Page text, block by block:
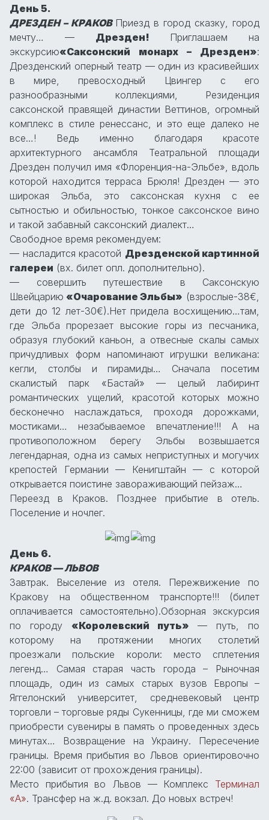
День 5.
ДРЕЗДЕН – КРАКОВ Приезд в город сказку, город
мечту… — Дрезден! Приглашаем на
экскурсию«Саксонский монарх – Дрезден»:
Дрезденский оперный театр — один из красивейших
в мире, превосходный Цвингер с его
разнообразными коллекциями, Резиденция
саксонской правящей династии Веттинов, огромный
комплекс в стиле ренессанс, и это еще далеко не
все…! Ведь именно благодаря красоте
архитектурного ансамбля Театральной площади
Дрезден получил имя «Флоренция-на-Эльбе», вдоль
которой находится терраса Брюля! Дрезден — это
широкая Эльба, это саксонская кухня с ее
сытностью и обильностью, тонкое саксонское вино
и такой забавный саксонский диалект…
Свободное время рекомендуем:
— насладится красотой Дрезденской картинной
галереи (вх. билет опл. дополнительно).
— совершить путешествие в Саксонскую
Швейцарию «Очарование Эльбы» (взрослые-38€,
дети до 12 лет-30€).Нет придела восхищению…там,
где Эльба прорезает высокие горы из песчаника,
образуя глубокий каньон, а отвесные скалы самых
причудливых форм напоминают игрушки великана:
кегли, столбы и пирамиды… Сначала посетим
скалистый парк «Бастай» — целый лабиринт
романтических ущелий, красотой которых можно
бесконечно наслаждаться, проходя дорожками,
мостиками… незабываемое впечатление!!! А на
противоположном берегу Эльбы возвышается
легендарная, одна из самых неприступных и могучих
крепостей Германии — Кенигштайн — с которой
открывается поистине завораживающий пейзаж…
Переезд в Краков. Позднее прибытие в отель.
Поселение и ночлег.
День 6.
КРАКОВ — ЛЬВОВ
Завтрак. Выселение из отеля. Пережвижение по
Кракову на общественном транспорте!!! (билет
оплачивается самостоятельно).Обзорная экскурсия
по городу «Королевский путь» — путь, по
которому на протяжении многих столетий
проезжали польские короли: место сплетения
легенд… Самая старая часть города – Рыночная
площадь, один из самых старых вузов Европы –
Яггелонский университет, средневековый центр
торговли – торговые ряды Сукенницы, где ми сможем
приобрести сувениры в память о проведенных здесь
минутах… Возвращение на Украину. Пересечение
границы. Время прибытия во Львов ориентировочно
22:00 (зависит от прохождения границы).
Место прибытия во Львов — Комплекс Терминал
«А». Трансфер на ж.д. вокзал. До новых встреч!